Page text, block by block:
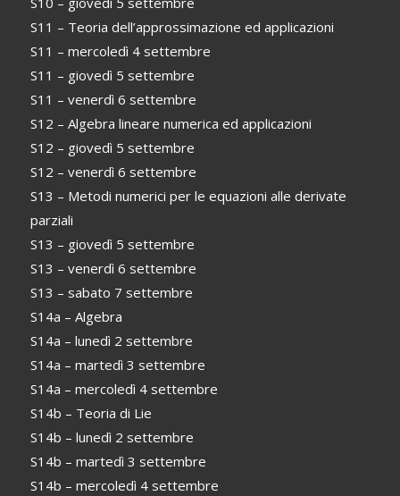
S11 – Teoria dell’approssimazione ed applicazioni
S11 – mercoledì 4 settembre
S11 – giovedì 5 settembre
S11 – venerdì 6 settembre
S12 – Algebra lineare numerica ed applicazioni
S12 – giovedì 5 settembre
S12 – venerdì 6 settembre
S13 – Metodi numerici per le equazioni alle derivate
parziali
S13 – giovedì 5 settembre
S13 – venerdì 6 settembre
S13 – sabato 7 settembre
S14a – Algebra
S14a – lunedì 2 settembre
S14a – martedì 3 settembre
S14a – mercoledì 4 settembre
S14b – Teoria di Lie
S14b – lunedì 2 settembre
S14b – martedì 3 settembre
S14b – mercoledì 4 settembre